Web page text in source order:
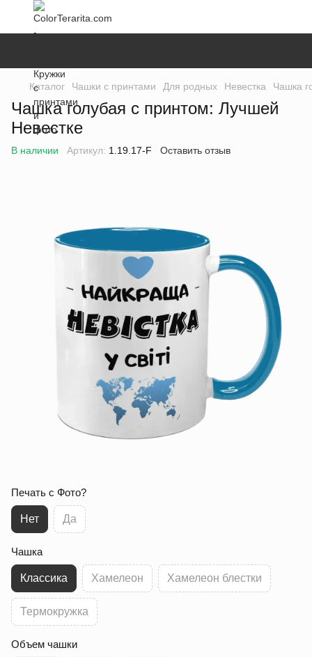
Каталог Чашки с принтами Для родных Невестка Чашка
Чашка голубая с принтом: Лучшей
Невестке
В наличии Артикул: 1.19.17-F Оставить отзыв
Печать с Фото?
Нет Да
Чашка
Классика Хамелеон Хамелеон блестки
Термокружка
Объем чашки